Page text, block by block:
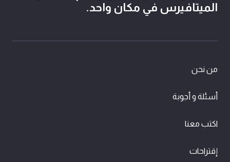
الميتافيرس في مكان واحد.
من نحن
أسئلة و أجوبة
اكتب معنا
إقتراحات